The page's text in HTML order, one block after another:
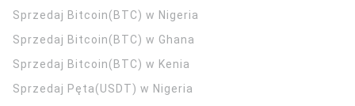
Sprzedaj Bitcoin(BTC) w Nigeria
Sprzedaj Bitcoin(BTC) w Ghana
Sprzedaj Bitcoin(BTC) w Kenia
Sprzedaj Pęta(USDT) w Nigeria